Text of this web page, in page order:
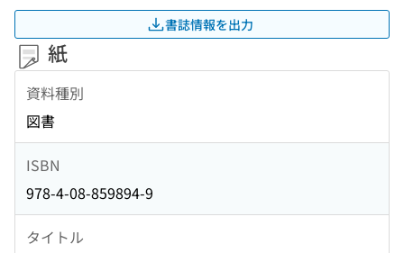
書誌情報を出力
紙
資料種別
図書
ISBN
978-4-08-859894-9
タイトル